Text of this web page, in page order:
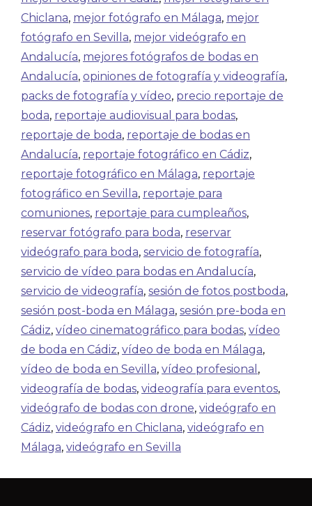
Chiclana, mejor fotógrafo en Málaga, mejor
fotógrafo en Sevilla, mejor videógrafo en
Andalucía, mejores fotógrafos de bodas en
Andalucía, opiniones de fotografía y videografía,
packs de fotografía y vídeo, precio reportaje de
boda, reportaje audiovisual para bodas,
reportaje de boda, reportaje de bodas en
Andalucía, reportaje fotográfico en Cádiz,
reportaje fotográfico en Málaga, reportaje
fotográfico en Sevilla, reportaje para
comuniones, reportaje para cumpleaños,
reservar fotógrafo para boda, reservar
videógrafo para boda, servicio de fotografía,
servicio de vídeo para bodas en Andalucía,
servicio de videografía, sesión de fotos postboda,
sesión post-boda en Málaga, sesión pre-boda en
Cádiz, vídeo cinematográfico para bodas, vídeo
de boda en Cádiz, vídeo de boda en Málaga,
vídeo de boda en Sevilla, vídeo profesional ,
videografía de bodas, videografía para eventos,
videógrafo de bodas con drone, videógrafo en
Cádiz, videógrafo en Chiclana, videógrafo en
Málaga, videógrafo en Sevilla